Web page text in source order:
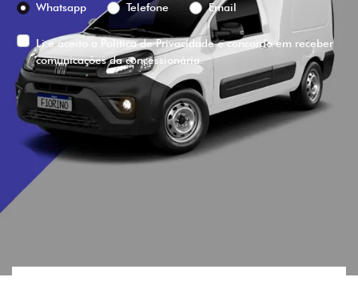
Whatsapp
Telefone Email
Li e aceito a Política de Privacidadee concordo em receber
comunicações da concessionária.
ENTRAR EM CONTATO
VISUALIZE O